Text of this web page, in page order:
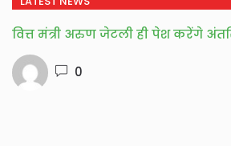
वित्त मंत्री अरुण जेटली ही पेश करेंगे
0